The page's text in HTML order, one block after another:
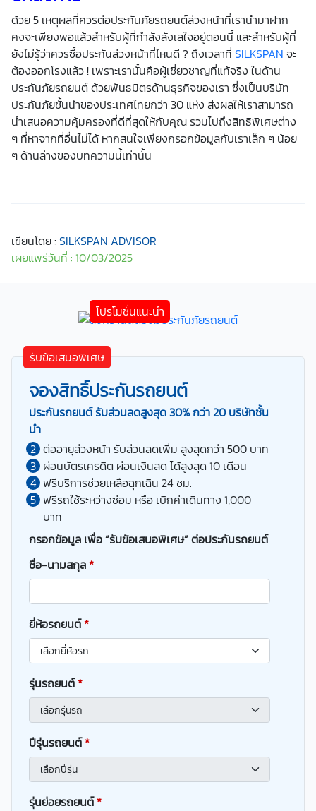
ด้วย 5 เหตุผลที่ควรต่อประกันภัยรถยนต์ล่วงหน้าที่เรานำมาฝาก
คงจะเพียงพอแล้วสำหรับผู้ที่กำลังลังเลใจอยู่ตอนนี้ และสำหรับผู้ที่
ยังไม่รู้ว่าควรซื้อประกันล่วงหน้าที่ไหนดี ? ถึงเวลาที่ SILKSPAN จะ
ต้องออกโรงแล้ว ! เพราะเรานั้นคือผู้เชี่ยวชาญที่แท้จริง ในด้าน
ประกันภัยรถยนต์ ด้วยพันธมิตรด้านธุรกิจของเรา ซึ่งเป็นบริษัท
ประกันภัยชั้นนำของประเทศไทยกว่า 30 แห่ง ส่งผลให้เราสามารถ
นำเสนอความคุ้มครองที่ดีที่สุดให้กับคุณ รวมไปถึงสิทธิพิเศษต่าง
ๆ ที่หาจากที่อื่นไม่ได้ หากสนใจเพียงกรอกข้อมูลกับเราเล็ก ๆ น้อย
ๆ ด้านล่างของบทความนี้เท่านั้น
เขียนโดย : SILKSPAN ADVISOR
เผยแพร่วันที่ : 10/03/2025
รับข้อเสนอพิเศษ
จองสิทธิ์ประกันรถยนต์
ประกันรถยนต์ รับส่วนลดสูงสุด 30% กว่า 20 บริษัทชั้น
นำ
ต่ออายุล่วงหน้า รับส่วนลดเพิ่ม สูงสุดกว่า 500 บาท
ผ่อนบัตรเครดิต ผ่อนเงินสด ได้สูงสุด 10 เดือน
ฟรีบริการช่วยเหลือฉุกเฉิน 24 ชม.
ฟรีรถใช้ระหว่างซ่อม หรือ เบิกค่าเดินทาง 1,000
บาท
กรอกข้อมูล เพื่อ “รับข้อเสนอพิเศษ” ต่อประกันรถยนต์
ชื่อ-นามสกุล*
ยี่ห้อรถยนต์*
รุ่นรถยนต์*
ปีรุ่นรถยนต์*
รุ่นย่อยรถยนต์*